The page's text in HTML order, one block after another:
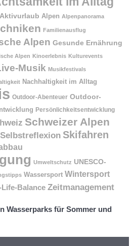
Aktivurlaub Alpen Alpenpanorama
Familienausflug
Alpen Gesunde Ernährung
Alpen Kinoerlebnis Kulturevents
Musik Musikfestivals
Nachhaltigkeit im Alltag
Outdoor-Abenteuer Outdoor-
Persönlichkeitsentwicklung
Schweizer Alpen
Selbstreflexion Skifahren
Umweltschutz UNESCO-
Wassersport Wintersport
Balance Zeitmanagement
Wasserparks für Sommer und